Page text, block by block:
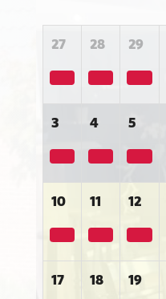
27 28 29
3 4 5
10 11 12
17 18 19